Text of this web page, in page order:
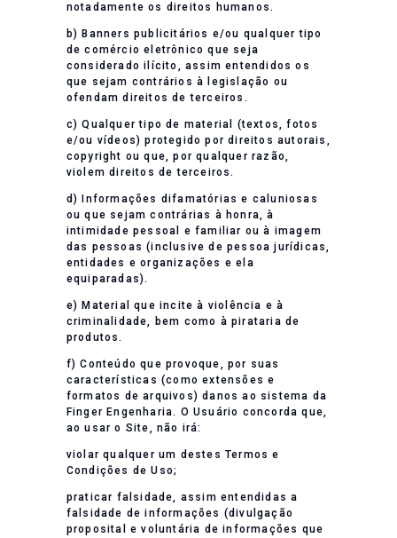
notadamente os direitos humanos.
b) Banners publicitários e/ou qualquer tipo
de comércio eletrônico que seja
considerado ilícito, assim entendidos os
que sejam contrários à legislação ou
ofendam direitos de terceiros.
c) Qualquer tipo de material (textos, fotos
e/ou vídeos) protegido por direitos autorais,
copyright ou que, por qualquer razão,
violem direitos de terceiros.
d) Informações difamatórias e caluniosas
ou que sejam contrárias à honra, à
intimidade pessoal e familiar ou à imagem
das pessoas (inclusive de pessoa jurídicas,
entidades e organizações e ela
equiparadas).
e) Material que incite à violência e à
criminalidade, bem como à pirataria de
produtos.
f) Conteúdo que provoque, por suas
características (como extensões e
formatos de arquivos) danos ao sistema da
Finger Engenharia. O Usuário concorda que,
ao usar o Site, não irá:
violar qualquer um destes Termos e
Condições de Uso;
praticar falsidade, assim entendidas a
falsidade de informações (divulgação
proposital e voluntária de informações que